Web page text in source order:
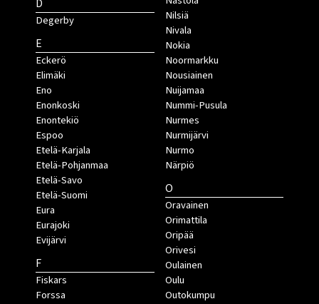
D
Degerby
E
Eckerö
Elimäki
Eno
Enonkoski
Enontekiö
Espoo
Etelä-Karjala
Etelä-Pohjanmaa
Etelä-Savo
Etelä-Suomi
Eura
Eurajoki
Evijärvi
F
Fiskars
Forssa
Nilsiä
Nivala
Nokia
Noormarkku
Nousiainen
Nuijamaa
Nummi-Pusula
Nurmes
Nurmijärvi
Nurmo
Närpiö
O
Oravainen
Orimattila
Oripää
Orivesi
Oulainen
Oulu
Outokumpu